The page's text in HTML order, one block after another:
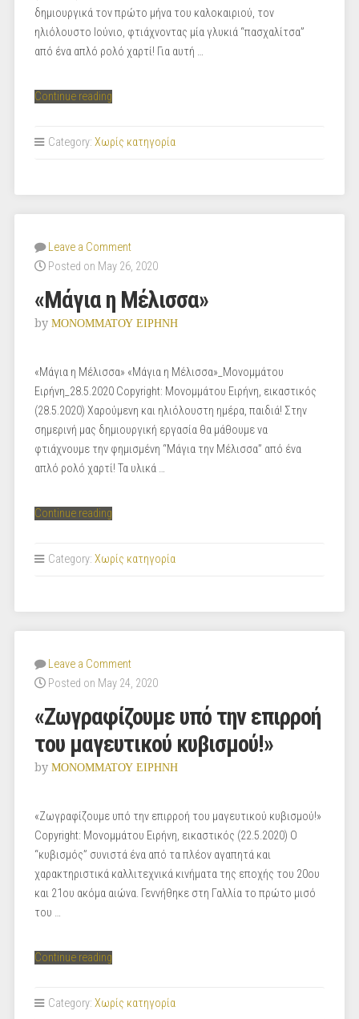
δημιουργικά τον πρώτο μήνα του καλοκαιριού, τον
ηλιόλουστο Ιούνιο, φτιάχνοντας μία γλυκιά “πασχαλίτσα”
από ένα απλό ρολό χαρτί! Για αυτή …
Continue reading“«Η
Category: Χωρίς κατηγορία
Leave a Comment
Posted on May 26, 2020
«Μάγια η Μέλισσα»
by ΜΟΝΟΜΜΑΤΟΥ ΕΙΡΗΝΗ
«Μάγια η Μέλισσα» «Μάγια η Μέλισσα»_Μονομμάτου
Ειρήνη_28.5.2020 Copyright: Μονομμάτου Ειρήνη, εικαστικός
(28.5.2020) Χαρούμενη και ηλιόλουστη ημέρα, παιδιά! Στην
σημερινή μας δημιουργική εργασία θα μάθουμε να
φτιάχνουμε την φημισμένη “Μάγια την Μέλισσα” από ένα
απλό ρολό χαρτί! Τα υλικά …
Continue reading“«Μάγια
Μέλισσα»”
Category: Χωρίς κατηγορία
Leave a Comment
Posted on May 24, 2020
«Ζωγραφίζουμε υπό την επιρροή
του μαγευτικού κυβισμού!»
by ΜΟΝΟΜΜΑΤΟΥ ΕΙΡΗΝΗ
«Ζωγραφίζουμε υπό την επιρροή του μαγευτικού κυβισμού!»
Copyright: Μονομμάτου Ειρήνη, εικαστικός (22.5.2020) Ο
“κυβισμός” συνιστά ένα από τα πλέον αγαπητά και
χαρακτηριστικά καλλιτεχνικά κινήματα της εποχής του 20ου
και 21ου ακόμα αιώνα. Γεννήθηκε στη Γαλλία το πρώτο μισό
του …
Continue reading“«Ζωγραφίζουμε
την
Category: Χωρίς κατηγορία